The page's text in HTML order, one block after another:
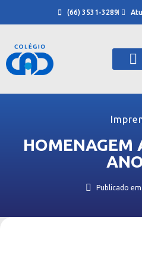
(66) 3531-3289
HOMENAGEM
Publicado em